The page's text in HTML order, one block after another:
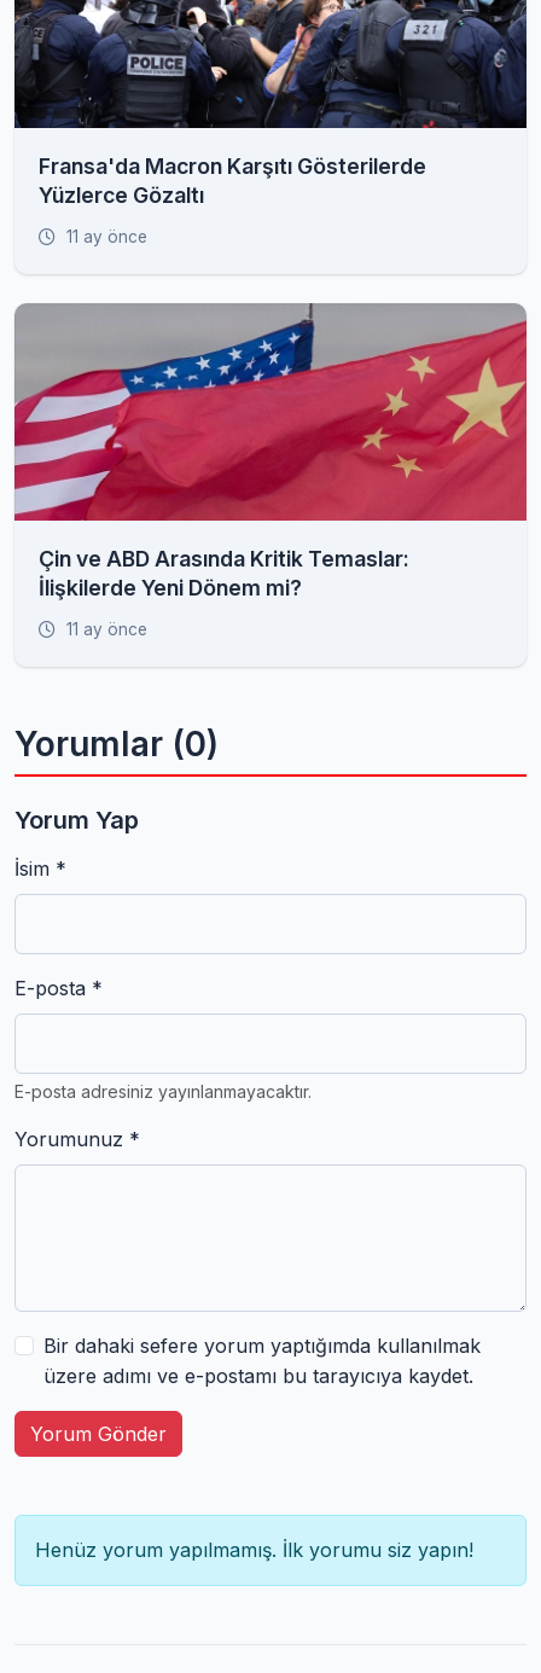
Fransa'da Macron Karşıtı Gösterilerde
Yüzlerce Gözaltı
11 ay önce
Çin ve ABD Arasında Kritik Temaslar:
İlişkilerde Yeni Dönem mi?
11 ay önce
Yorumlar (0)
Yorum Yap
İsim *
E-posta *
E-posta adresiniz yayınlanmayacaktır.
Yorumunuz *
Bir dahaki sefere yorum yaptığımda kullanılmak
üzere adımı ve e-postamı bu tarayıcıya kaydet.
Yorum Gönder
Henüz yorum yapılmamış. İlk yorumu siz yapın!